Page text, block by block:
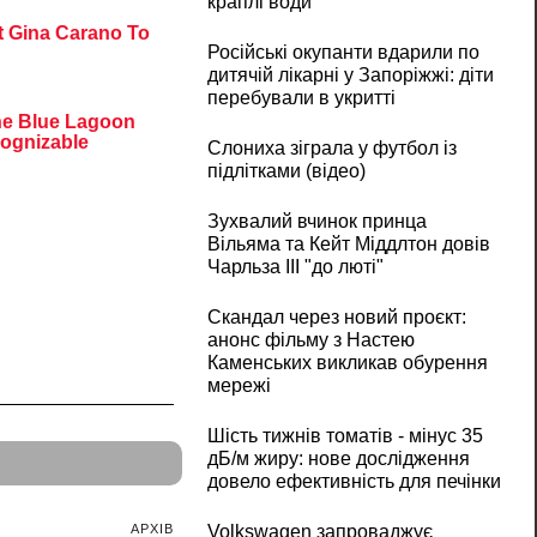
АРХІВ
Російські окупанти вдарили по
дитячій лікарні у Запоріжжі: діти
перебували в укритті
Слониха зіграла у футбол із
підлітками (відео)
Зухвалий вчинок принца
Вільяма та Кейт Міддлтон довів
Чарльза III "до люті"
Скандал через новий проєкт:
анонс фільму з Настею
Каменських викликав обурення
мережі
Шість тижнів томатів - мінус 35
дБ/м жиру: нове дослідження
довело ефективність для печінки
Volkswagen запроваджує